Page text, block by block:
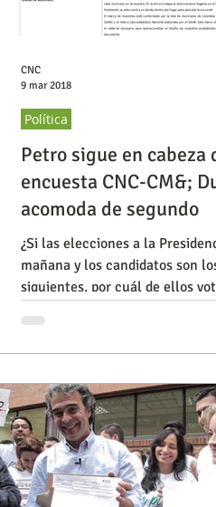
Petro sigue en cabeza
encuesta CNC-CM&;
acomoda de segundo
¿Si las elecciones a la
mañana y los candidatos son
siguientes, por cuál de ellos
Política
CNC
9 mar 2018